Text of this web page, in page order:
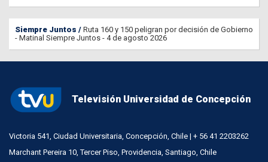
Siempre Juntos
Ruta 160 y 150 peligran por decisión de Gobierno
- Matinal Siempre Juntos - 4 de agosto 2026
Televisión Universidad de Concepción
Victoria 541, Ciudad Universitaria, Concepción, Chile | + 56 41 2203262
Marchant Pereira 10, Tercer Piso, Providencia, Santiago, Chile